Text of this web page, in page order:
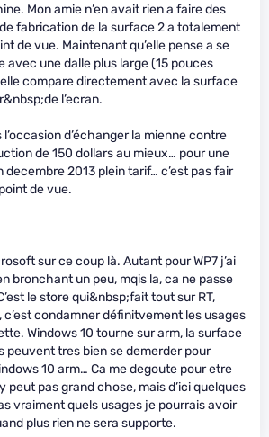
Mon amie n’en avait rien a faire des
fabrication de la surface 2 a totalement
de vue. Maintenant qu’elle pense a se
avec une dalle plus large (15 pouces
compare directement avec la surface
l’ecran.
l’occasion d’échanger la mienne contre
de 150 dollars au mieux… pour une
decembre 2013 plein tarif… c’est pas fair
de vue.
sur ce coup là. Autant pour WP7 j’ai
bronchant un peu, mqis la, ca ne passe
le store qui&nbsp;fait tout sur RT,
condamner définitvement les usages
Windows 10 tourne sur arm, la surface
peuvent tres bien se demerder pour
10 arm… Ca me degoute pour etre
peut pas grand chose, mais d’ici quelques
vraiment quels usages je pourrais avoir
plus rien ne sera supporte.